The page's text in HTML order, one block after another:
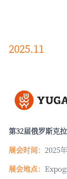
2025.11
第32届俄罗斯克
展会时间： 2025
展会地点：